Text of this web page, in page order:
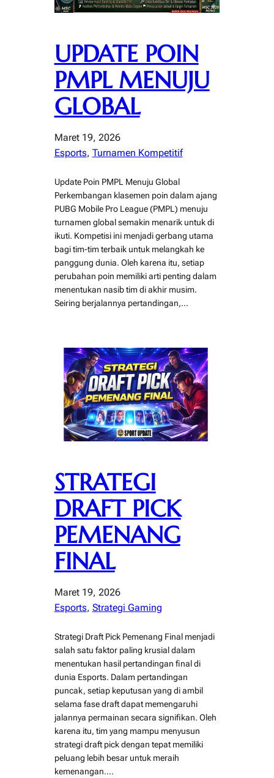
UPDATE POIN
PMPL MENUJU
GLOBAL
Maret 19, 2026
Esports, Turnamen Kompetitif
Update Poin PMPL Menuju Global
Perkembangan klasemen poin dalam ajang
PUBG Mobile Pro League (PMPL) menuju
turnamen global semakin menarik untuk di
ikuti. Kompetisi ini menjadi gerbang utama
bagi tim-tim terbaik untuk melangkah ke
panggung dunia. Oleh karena itu, setiap
perubahan poin memiliki arti penting dalam
menentukan nasib tim di akhir musim.
Seiring berjalannya pertandingan,…
STRATEGI
DRAFT PICK
PEMENANG
FINAL
Maret 19, 2026
Esports, Strategi Gaming
Strategi Draft Pick Pemenang Final menjadi
salah satu faktor paling krusial dalam
menentukan hasil pertandingan final di
dunia Esports. Dalam pertandingan
puncak, setiap keputusan yang di ambil
selama fase draft dapat memengaruhi
jalannya permainan secara signifikan. Oleh
karena itu, tim yang mampu menyusun
strategi draft pick dengan tepat memiliki
peluang lebih besar untuk meraih
kemenangan.…